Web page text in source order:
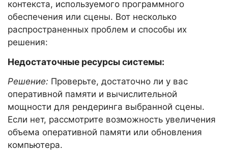
контекста, используемого программного
обеспечения или сцены. Вот несколько
распространенных проблем и способы их
решения:
Недостаточные ресурсы системы:
Решение: Проверьте, достаточно ли у вас
оперативной памяти и вычислительной
мощности для рендеринга выбранной сцены.
Если нет, рассмотрите возможность увеличения
объема оперативной памяти или обновления
компьютера.